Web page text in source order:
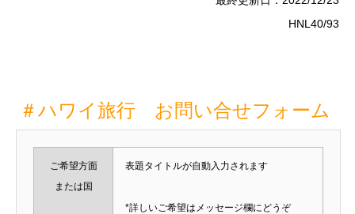
HNL40/93
＃ハワイ旅行 お問い合せフォーム
ご希望方面
または国
表題タイトルが自動入力されます
*詳しいご希望はメッセージ欄にどうぞ